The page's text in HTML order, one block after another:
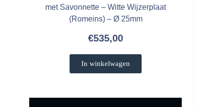
met Savonnette – Witte Wijzerplaat
(Romeins) – Ø 25mm
€535,00
In winkelwagen